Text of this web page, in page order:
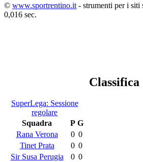
© www.sportrentino.it - strumenti per i siti
0,016 sec.
Classifica
SuperLega: Sessione
regolare
Squadra
P G
Rana Verona
0 0
Tinet Prata
0 0
Sir Susa Perugia
0 0